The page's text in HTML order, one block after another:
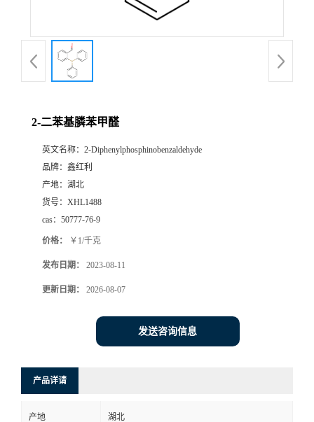
2-二苯基膦苯甲醛
英文名称： 2-Diphenylphosphinobenzaldehyde
品牌： 鑫红利
产地： 湖北
货号： XHL1488
cas： 50777-76-9
价格： ￥1/千克
发布日期： 2023-08-11
更新日期： 2026-08-07
发送咨询信息
产品详请
产地 湖北